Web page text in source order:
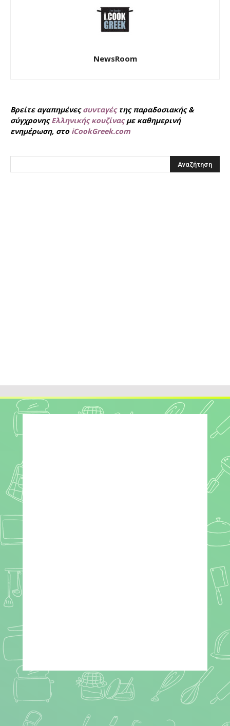
NewsRoom
Βρείτε αγαπημένεςσυνταγέςτης παραδοσιακής &
σύγχρονηςΕλληνικής κουζίναςμε καθημερινή
ενημέρωση, στο iCookGreek.com